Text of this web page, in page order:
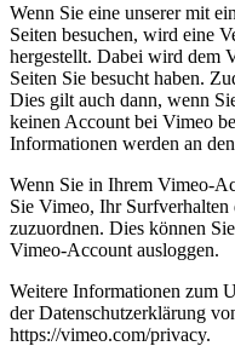
Wenn Sie eine unserer mit
Seiten besuchen, wird eine
hergestellt. Dabei wird dem
Seiten Sie besucht haben.
Dies gilt auch dann, wenn
keinen Account bei Vimeo
Informationen werden an
Wenn Sie in Ihrem Vimeo-
Sie Vimeo, Ihr
zuzuordnen. Dies können
Vimeo-Account ausloggen.
Weitere Informationen zum
der Datenschutzerklärung
https://vimeo.com/privacy.